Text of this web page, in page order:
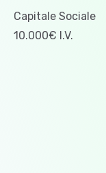
Capitale Sociale
10.000€ I.V.